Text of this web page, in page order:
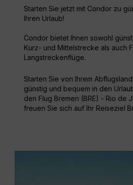
Starten Sie jetzt mit Condor zu
Ihren Urlaub!
Condor bietet Ihnen sowohl
Kurz- und Mittelstrecke als auch
Langstreckenflüge.
Starten Sie von Ihrem
günstig und bequem in den
den Flug Bremen (BRE) - Rio de
freuen Sie sich auf Ihr Reiseziel